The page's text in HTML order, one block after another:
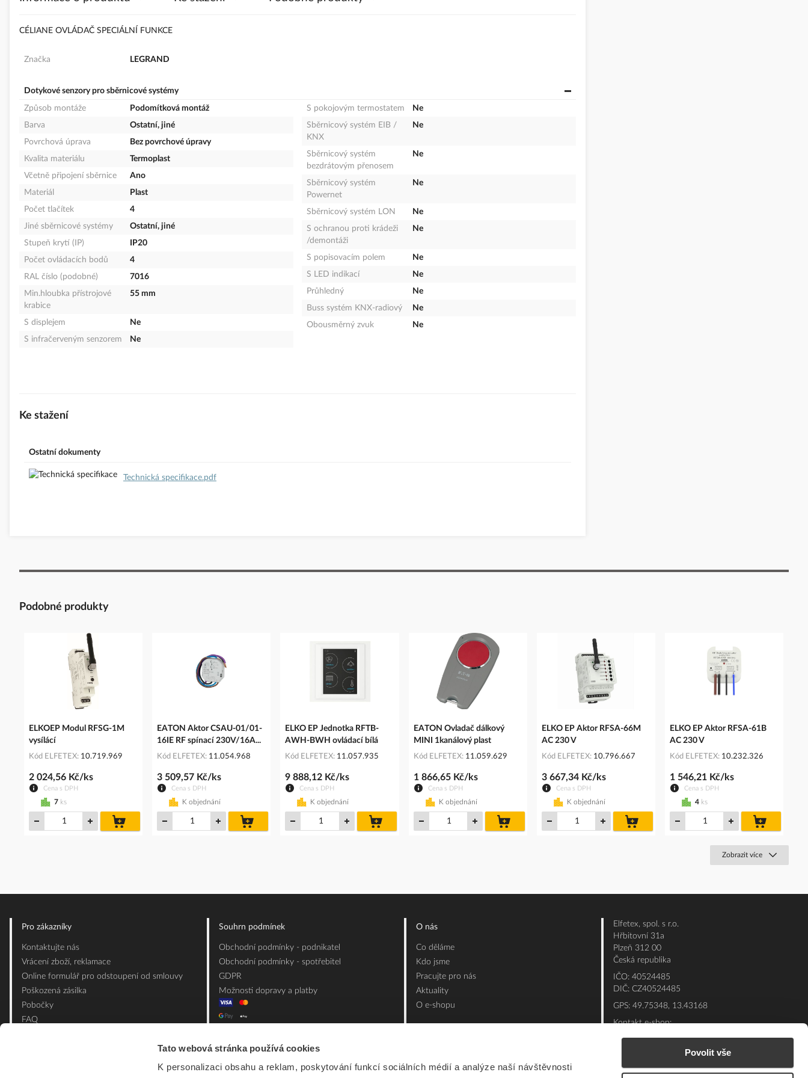
Tato webová stránka používá cookies
K personalizaci obsahu a reklam, poskytování funkcí sociálních médií a analýze naší návštěvnosti
Povolit vše
CÉLIANE OVLÁDAČ SPECIÁLNÍ FUNKCE
Značka LEGRAND
Dotykové senzory pro sběrnicové systémy
Způsob montáže
Podomítková montáž
Barva
Ostatní, jiné
Povrchová úprava
Bez povrchové úpravy
Kvalita materiálu
Termoplast
Včetně připojení sběrnice
Ano
Materiál
Plast
Počet tlačítek
4
Jiné sběrnicové systémy
Ostatní, jiné
Stupeň krytí (IP)
IP20
Počet ovládacích bodů
4
RAL číslo (podobné)
7016
Min.hloubka přístrojové
krabice
55 mm
S displejem
Ne
S infračerveným senzorem
Ne
S pokojovým termostatem
Ne
Sběrnicový systém EIB /
KNX
Ne
Sběrnicový systém
bezdrátovým přenosem
Ne
Sběrnicový systém
Powernet
Ne
Sběrnicový systém LON
Ne
S ochranou proti krádeži
/demontáži
Ne
S popisovacím polem
Ne
S LED indikací
Ne
Průhledný
Ne
Buss systém KNX-radiový
Ne
Obousměrný zvuk
Ne
Ke stažení
Ostatní dokumenty
Technická specifikace.pdf
Podobné produkty
ELKOEP Modul RFSG-1M
vysílácí
Kód ELFETEX 10.719.969
Cena s DPH
2 024,56 Kč/ks
7 ks
košíku
EATON Aktor CSAU-01/01-
16IE RF spínací 230V/16A...
Kód ELFETEX 11.054.968
Cena s DPH
3 509,57 Kč/ks
K objednání
košíku
ELKO EP Jednotka RFTB-
AWH-BWH ovládací bílá
Kód ELFETEX 11.057.935
Cena s DPH
9 888,12 Kč/ks
K objednání
košíku
EATON Ovladač dálkový
MINI 1kanálový plast
Kód ELFETEX 11.059.629
Cena s DPH
1 866,65 Kč/ks
K objednání
košíku
ELKO EP Aktor RFSA-66M
AC 230 V
Kód ELFETEX 10.796.667
Cena s DPH
3 667,34 Kč/ks
K objednání
košíku
ELKO EP Aktor RFSA-61B
AC 230 V
Kód ELFETEX 10.232.326
Cena s DPH
1 546,21 Kč/ks
4 ks
košíku
Zobrazit více
Pro zákazníky
Kontaktujte nás
Vrácení zboží, reklamace
Online formulář pro odstoupení od smlouvy
Poškozená zásilka
Pobočky
FAQ
Souhrn podmínek
Obchodní podmínky - podnikatel
Obchodní podmínky - spotřebitel
GDPR
Možnosti dopravy a platby
O nás
Co děláme
Kdo jsme
Pracujte pro nás
Aktuality
O e-shopu
Elfetex, spol. s r.o.
Hřbitovní 31a
Plzeň 312 00
Česká republika
IČO: 40524485
DIČ: CZ40524485
GPS: 49.75348, 13.43168
Kontakt e-shop:
377 432 365
Technická podpora: 377 432 311